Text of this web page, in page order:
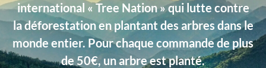
Matière
Type de produits Unis
international « Tree Nation » qui lutte contre
la déforestation en plantant des arbres dans le
monde entier. Pour chaque commande de plus
de 50€, un arbre est planté.